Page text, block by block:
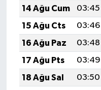
14 Ağu Cum
03:45
15 Ağu Cts
03:46
16 Ağu Paz
03:48
17 Ağu Pts
03:49
18 Ağu Sal
03:50